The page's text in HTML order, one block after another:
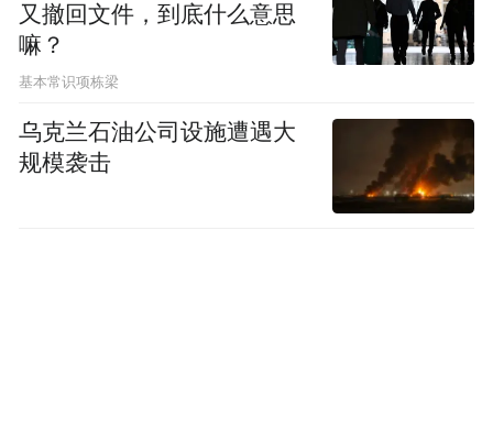
又撤回文件，到底什么意思
嘛？
基本常识项栋梁
乌克兰石油公司设施遭遇大
规模袭击